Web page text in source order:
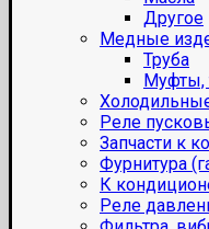
Другое
Медные
Труба
Муфты,
Реле
Запчасти к
Фурнитура
К
Реле